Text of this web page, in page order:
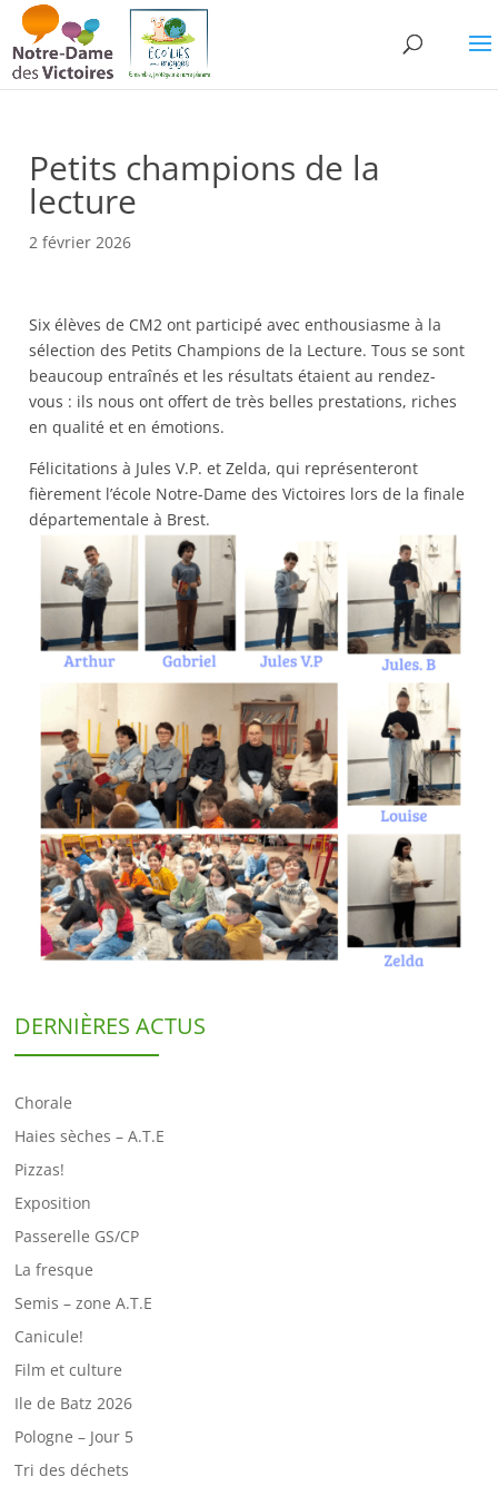
Petits champions de la
lecture
2 février 2026
Six élèves de CM2 ont participé avec enthousiasme à la
sélection des Petits Champions de la Lecture. Tous se sont
beaucoup entraînés et les résultats étaient au rendez-
vous : ils nous ont offert de très belles prestations, riches
en qualité et en émotions.
Félicitations à Jules V.P. et Zelda, qui représenteront
fièrement l’école Notre-Dame des Victoires lors de la finale
départementale à Brest.
DERNIÈRES ACTUS
Chorale
Haies sèches – A.T.E
Pizzas!
Exposition
Passerelle GS/CP
La fresque
Semis – zone A.T.E
Canicule!
Film et culture
Ile de Batz 2026
Pologne – Jour 5
Tri des déchets